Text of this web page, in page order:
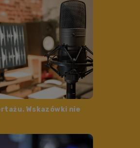
Wskazówki nie